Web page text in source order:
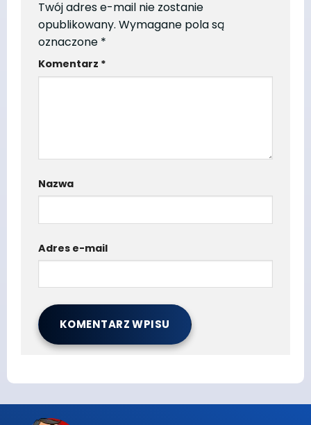
Twój adres e-mail nie zostanie
opublikowany. Wymagane pola są
oznaczone *
Komentarz *
Nazwa
Adres e-mail